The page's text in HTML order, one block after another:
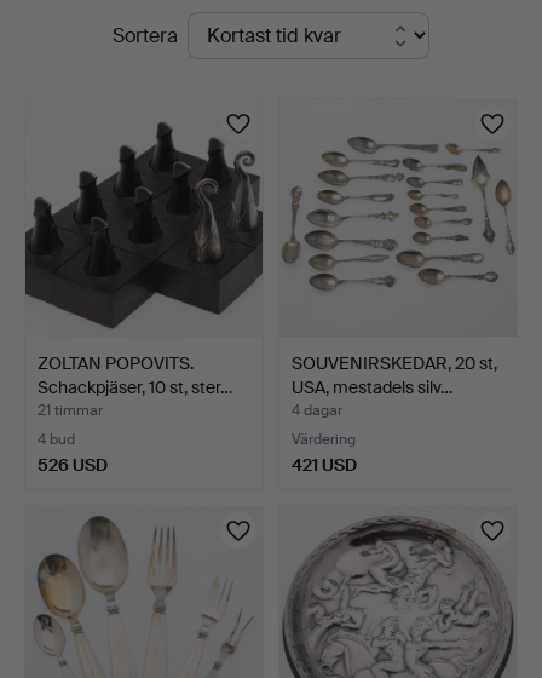
PågåendeSortera
ZOLTAN POPOVITS.
Schackpjäser, 10 st, ster…
21 timmar
4 bud
526 USD
SOUVENIRSKEDAR, 20 st,
USA, mestadels silv…
4 dagar
Värdering
421 USD